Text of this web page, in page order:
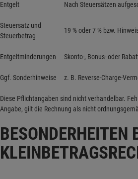
Entgelt Nach Steuersätzen
Steuersatz und
Steuerbetrag
19 % oder 7 % bzw.
Entgeltminderungen Skonto-, Bonus- oder
Ggf. Sonderhinweise z. B. Reverse-Charge-
Diese Pflichtangaben sind nicht verhandelbar.
Angabe, gilt die Rechnung als nicht
BESONDERHEITEN